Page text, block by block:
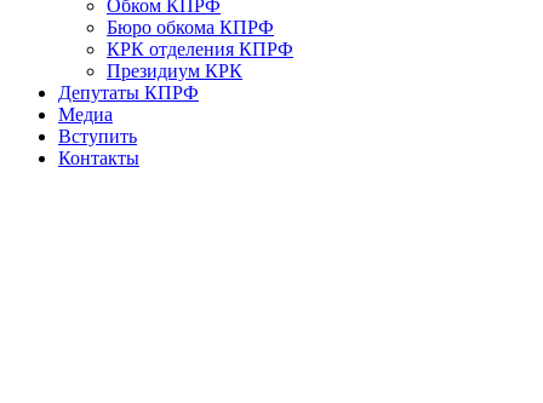
Обком КПРФ
Бюро обкома КПРФ
КРК отделения КПРФ
Президиум КРК
Депутаты КПРФ
Медиа
Вступить
Контакты